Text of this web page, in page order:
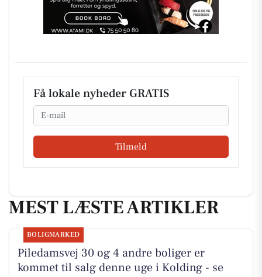
Få lokale nyheder GRATIS
Email
Tilmeld
MEST LÆSTE ARTIKLER
BOLIGMARKED
Piledamsvej 30 og 4 andre boliger er
kommet til salg denne uge i Kolding - se